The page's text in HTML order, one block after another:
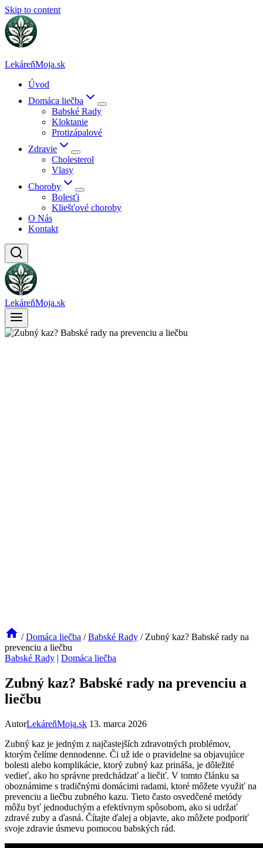
Skip to content
LekáreňMoja.sk
Úvod
Domáca liečba
Babské Rady
Kloktanie
Protizápalové
Zdravie
Cholesterol
Vlasy
Choroby
Bolesťi
Kliešťové choroby
O Nás
Kontakt
LekáreňMoja.sk
/ Domáca liečba / Babské Rady / Zubný kaz? Babské rady na
prevenciu a liečbu
Babské Rady | Domáca liečba
Zubný kaz? Babské rady na prevenciu a
liečbu
AutorLekáreňMoja.sk 13. marca 2026
Zubný kaz je jedným z najčastejších zdravotných problémov,
ktorým čelíme dennodenne. Či už ide o pravidelne‍ sa objavujúce
bolesti alebo ‌komplikácie, ktorý zubný⁣ kaz prináša, je dôležité
vedieť, ‍ako ho správne predchádzať a liečiť. V tomto článku sa
oboznámime s tradičnými domácimi radami, ktoré ‌môžete využiť na
prevenciu a liečbu⁤ zubného kazu. Tieto často osvedčené metódy
môžu byť jednoduchým a efektívnym spôsobom, ako si udržať
zdravé ⁢zuby a ⁢ďasná. Čítajte ďalej a‍ objavte, ako môžete podporiť
svoje zdravie ​úsmevu pomocou babských rád.